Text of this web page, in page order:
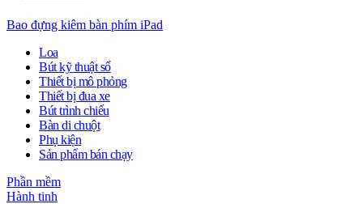
Bao đựng kiêm bàn phím iPad
Loa
Bút kỹ thuật số
Thiết bị mô phỏng
Thiết bị đua xe
Bút trình chiếu
Bàn di chuột
Phụ kiện
Sản phẩm bán chạy
Phần mềm
Hành tinh